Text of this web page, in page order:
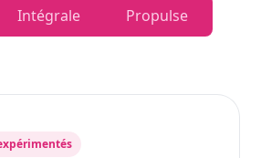
Intégrale Propulse